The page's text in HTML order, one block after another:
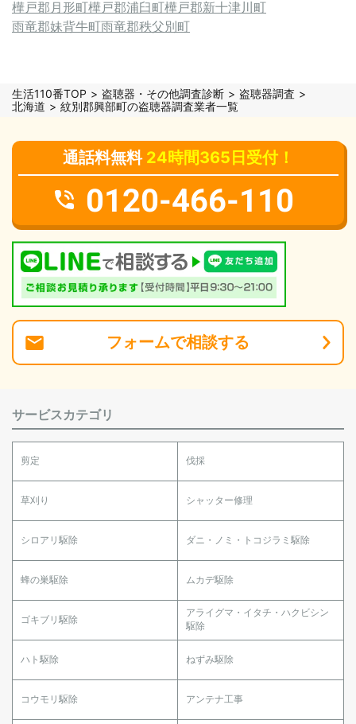
樺戸郡月形町樺戸郡浦臼町樺戸郡新十津川町
雨竜郡妹背牛町雨竜郡秩父別町
生活110番TOP 盗聴器・その他調査診断
盗聴器調査
北海道
紋別郡興部町の盗聴器調査業者一覧
通話料無料 24時間365日受付！
0120-466-110
フォームで相談する
サービスカテゴリ
剪定 伐採
草刈り シャッター修理
シロアリ駆除 ダニ・ノミ・トコジラミ駆除
蜂の巣駆除 ムカデ駆除
ゴキブリ駆除
アライグマ・イタチ・ハクビシン
駆除
ハト駆除 ねずみ駆除
コウモリ駆除 アンテナ工事